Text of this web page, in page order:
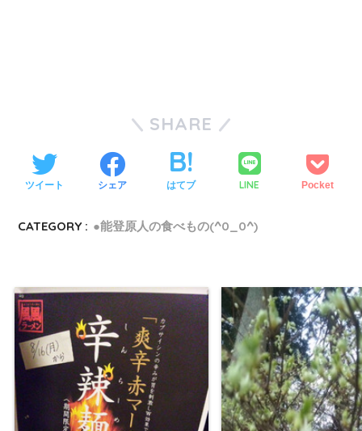
SHARE
ツイート シェア はてブ LINE Pocket
CATEGORY : ●能登原人の食べもの(^0_0^)